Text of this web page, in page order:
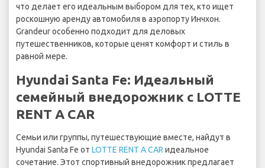
что делает его идеальным выбором для тех, кто ищет
роскошную аренду автомобиля в аэропорту Инчхон.
Grandeur особенно подходит для деловых
путешественников, которые ценят комфорт и стиль в
равной мере.
Hyundai Santa Fe: Идеальный
семейный внедорожник с LOTTE
RENT A CAR
Семьи или группы, путешествующие вместе, найдут в
Hyundai Santa Fe от LOTTE RENT A CAR идеальное
сочетание. Этот спортивный внедорожник предлагает